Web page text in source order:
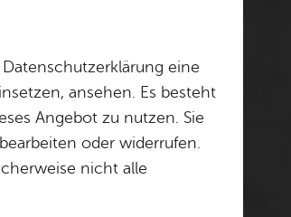
verwenden Cookies und
Weitere Informationen
eine
ansehen. Es besteht
Angebot zu nutzen. Sie
oder widerrufen.
nicht alle